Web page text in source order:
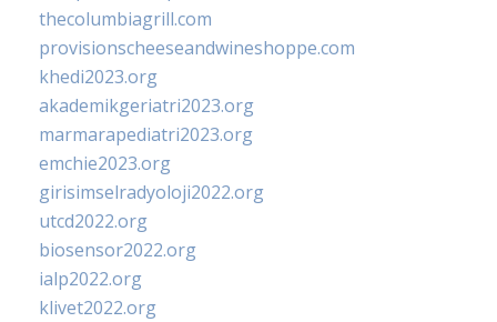
thecolumbiagrill.com
provisionscheeseandwineshoppe.com
khedi2023.org
akademikgeriatri2023.org
marmarapediatri2023.org
emchie2023.org
girisimselradyoloji2022.org
utcd2022.org
biosensor2022.org
ialp2022.org
klivet2022.org